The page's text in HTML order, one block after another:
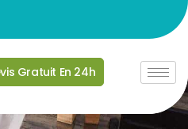
Gratuit En 24h